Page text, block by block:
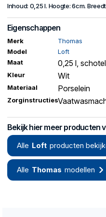
Inhoud: 0,25 l. Hoogte: 6cm.
Eigenschappen
Merk
Thomas
Model
Loft
Maat
0,25 l,
Kleur Wit
Materiaal Porselein
Zorginstructies
Bekijk hier meer producten
Alle Loft producten
Alle Thomas modellen